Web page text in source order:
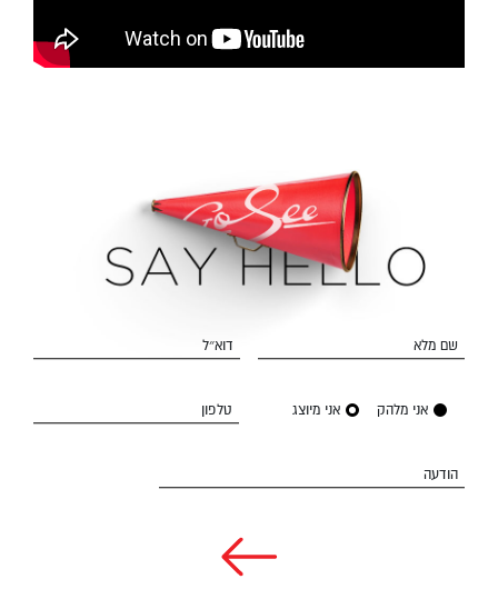
שם מלא דוא״ל
אני מלהק אני מיוצג טלפון
הודעה